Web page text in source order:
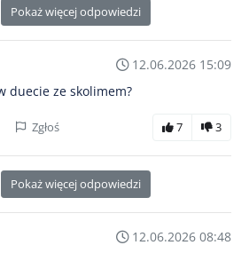
Pokaż więcej odpowiedzi
12.06.2026 15:09
duecie ze skolimem?
Zgłoś 7 3
Pokaż więcej odpowiedzi
12.06.2026 08:48